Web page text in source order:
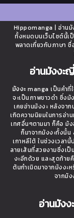
Hippomanga | อ่านมั
ทั้งหมดบนเว็บไซต์นี้เ
พลาดเกี่ยวกับภาษา ชื่
อ่านมังงะ
มังงะmanga เป็นคำที่
จะเป็นภาพขาวดำ ซึ่ง
เคยอ่านมังงะ หลังจา
เกิดความนิยมในการอ่า
เทศอื่นๆตามมา ก็คือ มั
ก็มาจากมังงะทั้งนั้น
เกาหลีใต้ ในช่วงเวลา
ลายเส้นที่สวยงามซึ่งเ
งะอีกด้วย และสุดท้าย
ต้นกำเนิดมาจากมังงะ
จากมัง
อ่านมังง